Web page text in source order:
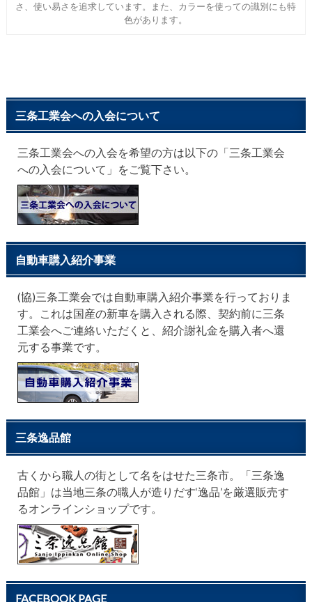
さ、使い易さを追求しています。また、カラーを使っての識別にも特
色があります。
三条工業会への入会について
三条工業会への入会を希望の方は以下の「三条工業会
への入会について」をご覧下さい。
自動車購入紹介事業
(協)三条工業会では自動車購入紹介事業を行っておりま
す。これは国産の新車を購入される際、契約前に三条
工業会へご連絡いただくと、紹介謝礼金を購入者へ還
元する事業です。
三条逸品館
古くから職人の街として名をはせた三条市。「三条逸
品館」は当地三条の職人が造りだす‘逸品’を厳選販売す
るオンラインショップです。
FACEBOOK PAGE